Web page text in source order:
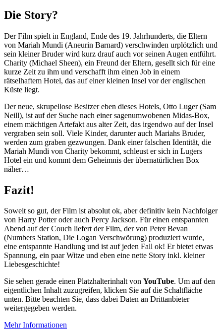
Die Story?
Der Film spielt in England, Ende des 19. Jahrhunderts, die Eltern
von Mariah Mundi (Aneurin Barnard) verschwinden urplötzlich und
sein kleiner Bruder wird kurz drauf auch vor seinen Augen entführt.
Charity (Michael Sheen), ein Freund der Eltern, gesellt sich für eine
kurze Zeit zu ihm und verschafft ihm einen Job in einem
rätselhaftem Hotel, das auf einer kleinen Insel vor der englischen
Küste liegt.
Der neue, skrupellose Besitzer eben dieses Hotels, Otto Luger (Sam
Neill), ist auf der Suche nach einer sagenumwobenen Midas-Box,
einem mächtigen Artefakt aus alter Zeit, das irgendwo auf der Insel
vergraben sein soll. Viele Kinder, darunter auch Mariahs Bruder,
werden zum graben gezwungen. Dank einer falschen Identität, die
Mariah Mundi von Charity bekommt, schleust er sich in Lugers
Hotel ein und kommt dem Geheimnis der übernatürlichen Box
näher…
Fazit!
Soweit so gut, der Film ist absolut ok, aber definitiv kein Nachfolger
von Harry Potter oder auch Percy Jackson. Für einen entspannten
Abend auf der Couch liefert der Film, der von Peter Bevan
(Numbers Station, Die Logan Verschwörung) produziert wurde,
eine entspannte Handlung und ist auf jeden Fall ok! Er bietet etwas
Spannung, ein paar Witze und eben eine nette Story inkl. kleiner
Liebesgeschichte!
Sie sehen gerade einen Platzhalterinhalt von YouTube. Um auf den
eigentlichen Inhalt zuzugreifen, klicken Sie auf die Schaltfläche
unten. Bitte beachten Sie, dass dabei Daten an Drittanbieter
weitergegeben werden.
Mehr Informationen